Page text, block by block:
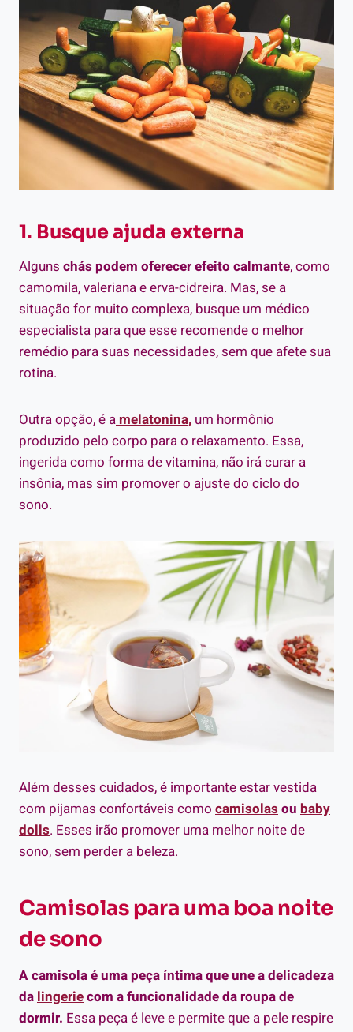
1. Busque ajuda externa
Alguns chás podem oferecer efeito calmante, como
camomila, valeriana e erva-cidreira. Mas, se a
situação for muito complexa, busque um médico
especialista para que esse recomende o melhor
remédio para suas necessidades, sem que afete sua
rotina.
Outra opção, é amelatonina, um hormônio
produzido pelo corpo para o relaxamento. Essa,
ingerida como forma de vitamina, não irá curar a
insônia, mas sim promover o ajuste do ciclo do
sono.
Além desses cuidados, é importante estar vestida
com pijamas confortáveis como camisolas ou baby
dolls. Esses irão promover uma melhor noite de
sono, sem perder a beleza.
Camisolas para uma boa noite
de sono
A camisola é uma peça íntima que une a delicadeza
da lingeriecom a funcionalidade da roupa de
dormir. Essa peça é leve e permite que a pele respire